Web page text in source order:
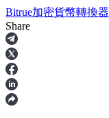
合約
Bitrue加密貨幣轉換器
Share